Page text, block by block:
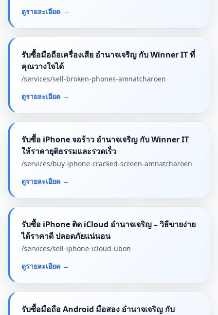
ดูรายละเอียด →
รับซื้อมือถือเครื่องเสีย อำนาจเจริญ กับ Winner IT ที่
คุณวางใจได้
/services/sell-broken-phones-amnatcharoen
ดูรายละเอียด →
รับซื้อ iPhone จอร้าว อำนาจเจริญ กับ Winner IT
ให้ราคายุติธรรมและรวดเร็ว
/services/buy-iphone-cracked-screen-amnatcharoen
ดูรายละเอียด →
รับซื้อ iPhone ติด iCloud อำนาจเจริญ – วิธีขายง่าย
ได้ราคาดี ปลอดภัยแน่นอน
/services/sell-iphone-icloud-ubon
ดูรายละเอียด →
รับซื้อมือถือ Android มือสอง อำนาจเจริญ กับ